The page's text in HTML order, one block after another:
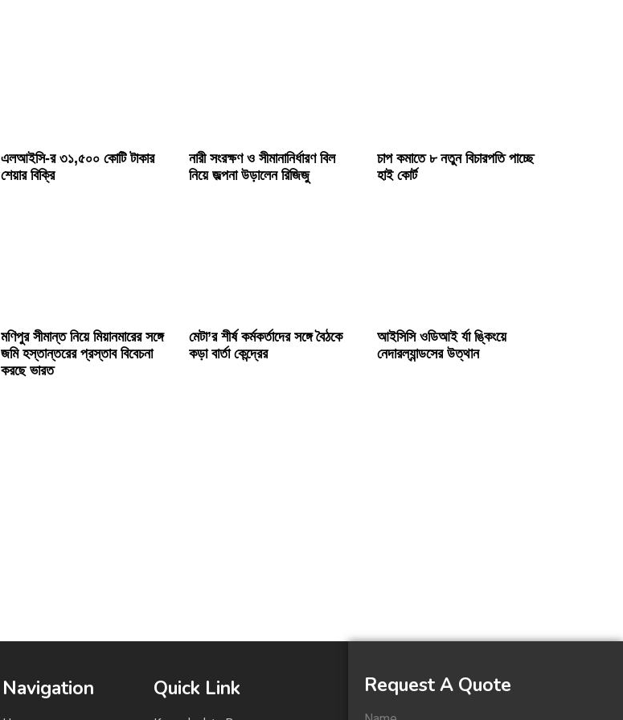
এলআইসি-র ৩১,৫০০ কোটি টাকার
শেয়ার বিক্রি
নারী সংরক্ষণ ও সীমানানির্ধারণ বিল
নিয়ে জল্পনা উড়ালেন রিজিজু
চাপ কমাতে ৮ নতুন বিচারপতি পাচ্ছে
হাই কোর্ট
মণিপুর সীমান্ত নিয়ে মিয়ানমারের সঙ্গে
জমি হস্তান্তরের প্রস্তাব বিবেচনা
করছে ভারত
মেটা’র শীর্ষ কর্মকর্তাদের সঙ্গে বৈঠকে
কড়া বার্তা কেন্দ্রের
আইসিসি ওডিআই র্যা ঙ্কিংয়ে
নেদারল্যান্ডসের উত্থান
Navigation Quick Link Request A Quote